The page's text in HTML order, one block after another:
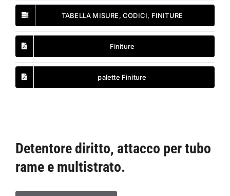
TABELLA MISURE, CODICI, FINITURE
Finiture
palette Finiture
Detentore diritto, attacco per tubo
rame e multistrato.